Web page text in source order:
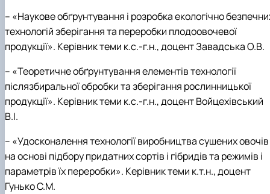
– «Наукове обґрунтування і розробка екологічно
технологій зберігання та переробки плодоовочевої
продукції». Керівник теми к.с.-г.н., доцент Завадська О.В.
– «Теоретичне обґрунтування елементів технології
післязбиральної обробки та зберігання рослинницької
продукції». Керівник теми к.с.-г.н., доцент Войцехівський
В.І.
– «Удосконалення технології виробництва сушених овочів
на основі підбору придатних сортів і гібридів та режимів і
параметрів їх переробки». Керівник теми к.т.н., доцент
Гунько С.М.